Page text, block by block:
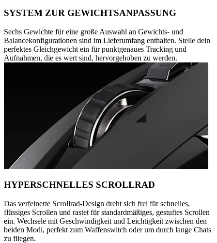
SYSTEM ZUR GEWICHTSANPASSUNG
Sechs Gewichte für eine große Auswahl an Gewichts- und
Balancekonfigurationen sind im Lieferumfang enthalten. Stelle dein
perfektes Gleichgewicht ein für punktgenaues Tracking und
Aufnahmen, die es wert sind, hervorgehoben zu werden.
HYPERSCHNELLES SCROLLRAD
Das verfeinerte Scrollrad-Design dreht sich frei für schnelles,
flüssiges Scrollen und rastet für standardmäßiges, gestuftes Scrollen
ein. Wechsele mit Geschwindigkeit und Leichtigkeit zwischen den
beiden Modi, perfekt zum Waffenswitch oder um durch lange Chats
zu fliegen.